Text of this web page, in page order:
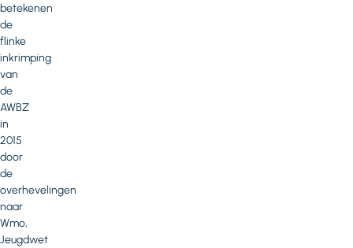
betekenen
de
flinke
inkrimping
van
de
AWBZ
in
2015
door
de
overhevelingen
naar
Wmo,
Jeugdwet